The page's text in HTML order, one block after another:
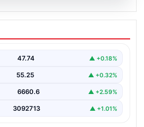
Görev Alan 4 Yangın
Türkiye’ye Geri Döndü
İspanya ve Fransa’da çıkan orman…
47.74 ▲ +0.18%
55.25 ▲ +0.32%
6660.6 ▲ +2.59%
3092713 ▲ +1.01%